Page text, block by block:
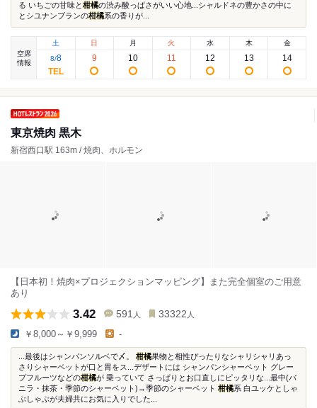
る いちごの甘味と柑橘の渋み酸っぱさがいい心地...シャルドネの豊かさの中に
とシユナンブランの柑橘系の香りが...
空席
情報
土
8/8
日
9
月
10
火
11
水
12
木
13
金
14
東京焼肉 黒木
新宿西口駅 163m / 焼肉、ホルモン
【日本初！焼肉×プロジェクションマッピング】また完全個室のご用意
あり
3.42 591 人 33322 人
￥8,000～￥9,999 -
...最後はシャンパンソルベで〆。 柑橘果物と相性ぴったりなシャリシャリあっ
さりシャーベットが口と胃をス...デザートには シャンパンシャーベット グレー
プフルーツなどの柑橘が 乗っていて さっぱりとお口直しにピッタリな...最中(バ
ニラ・抹茶・季節のシャーベット)→季節のシャーベット 柑橘系 白ユッケとしゃ
ぶしゃぶが夫婦共にお気に入りでした...